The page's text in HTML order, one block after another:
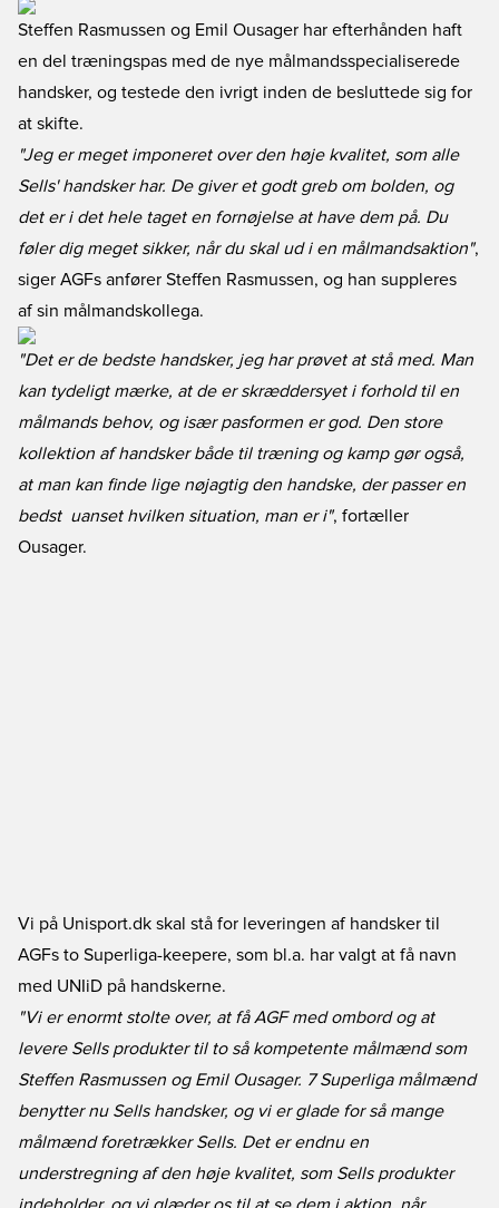
Steffen Rasmussen og Emil Ousager har efterhånden haft
en del træningspas med de nye målmandsspecialiserede
handsker, og testede den ivrigt inden de besluttede sig for
at skifte.
"Jeg er meget imponeret over den høje kvalitet, som alle
Sells' handsker har. De giver et godt greb om bolden, og
det er i det hele taget en fornøjelse at have dem på. Du
føler dig meget sikker, når du skal ud i en målmandsaktion",
siger AGFs anfører Steffen Rasmussen, og han suppleres
af sin målmandskollega.
"Det er de bedste handsker, jeg har prøvet at stå med. Man
kan tydeligt mærke, at de er skræddersyet i forhold til en
målmands behov, og især pasformen er god. Den store
kollektion af handsker både til træning og kamp gør også,
at man kan finde lige nøjagtig den handske, der passer en
bedst  uanset hvilken situation, man er i", fortæller
Ousager.
Vi på Unisport.dk skal stå for leveringen af handsker til
AGFs to Superliga-keepere, som bl.a. har valgt at få navn
med UNIiD på handskerne.
"Vi er enormt stolte over, at få AGF med ombord og at
levere Sells produkter til to så kompetente målmænd som
Steffen Rasmussen og Emil Ousager. 7 Superliga målmænd
benytter nu Sells handsker, og vi er glade for så mange
målmænd foretrækker Sells. Det er endnu en
understregning af den høje kvalitet, som Sells produkter